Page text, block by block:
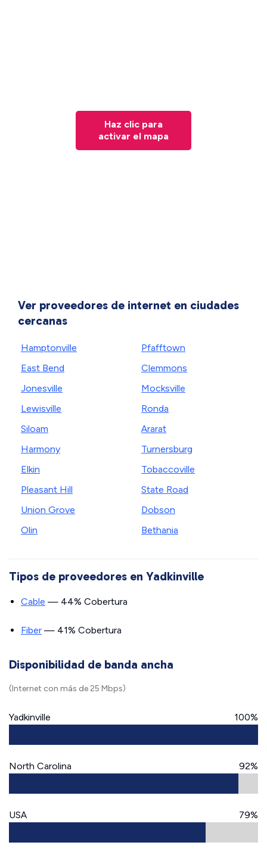
Haz clic para
activar el mapa
Ver proveedores de internet en ciudades
cercanas
Hamptonville
East Bend
Jonesville
Lewisville
Siloam
Harmony
Elkin
Pleasant Hill
Union Grove
Olin
Pfafftown
Clemmons
Mocksville
Ronda
Ararat
Turnersburg
Tobaccoville
State Road
Dobson
Bethania
Tipos de proveedores en Yadkinville
Cable — 44% Cobertura
Fiber — 41% Cobertura
Disponibilidad de banda ancha
(Internet con más de 25 Mbps)
Yadkinville 100%
North Carolina 92%
USA 79%